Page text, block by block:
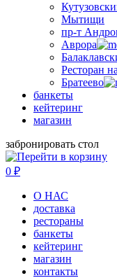
Мытищи
пр-т
Аврора
Ресторан
Братеево
банкеты
кейтеринг
магазин
забронировать стол
0 ₽
О НАС
доставка
рестораны
банкеты
кейтеринг
магазин
контакты